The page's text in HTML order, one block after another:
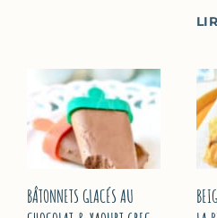
&
FLEUR
D’ORANGER
BÂTONNETS GLACÉS AU